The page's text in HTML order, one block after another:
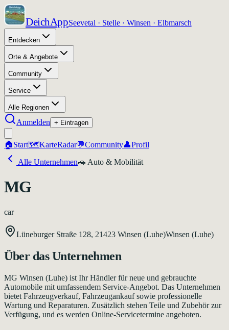
DeichAppSeevetal · Stelle · Winsen · Elbmarsch
Entdecken
Orte & Angebote
Community
Service
Alle Regionen
Anmelden + Eintragen
🏠Start🗺️KarteRadar💬Community👤Profil
Alle Unternehmen🚗 Auto & Mobilität
MG
car
Lüneburger Straße 128, 21423 Winsen (Luhe)Winsen (Luhe)
Über das Unternehmen
MG Winsen (Luhe) ist Ihr Händler für neue und gebrauchte
Automobile mit umfassendem Service-Angebot. Das Unternehmen
bietet Fahrzeugverkauf, Fahrzeugankauf sowie professionelle
Wartung und Reparaturen. Zusätzlich stehen Teile und Zubehör zur
Verfügung, und es werden Online-Servicetermine angeboten.